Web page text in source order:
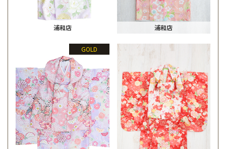
浦和店 浦和店
GOLD